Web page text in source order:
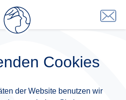
Cookies
der Website benutzen wir